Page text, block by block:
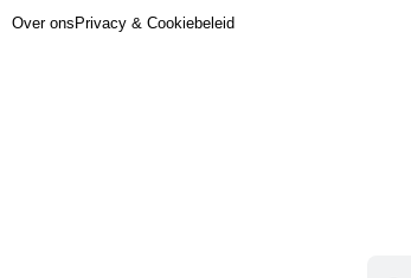
Over ons Privacy & Cookiebeleid